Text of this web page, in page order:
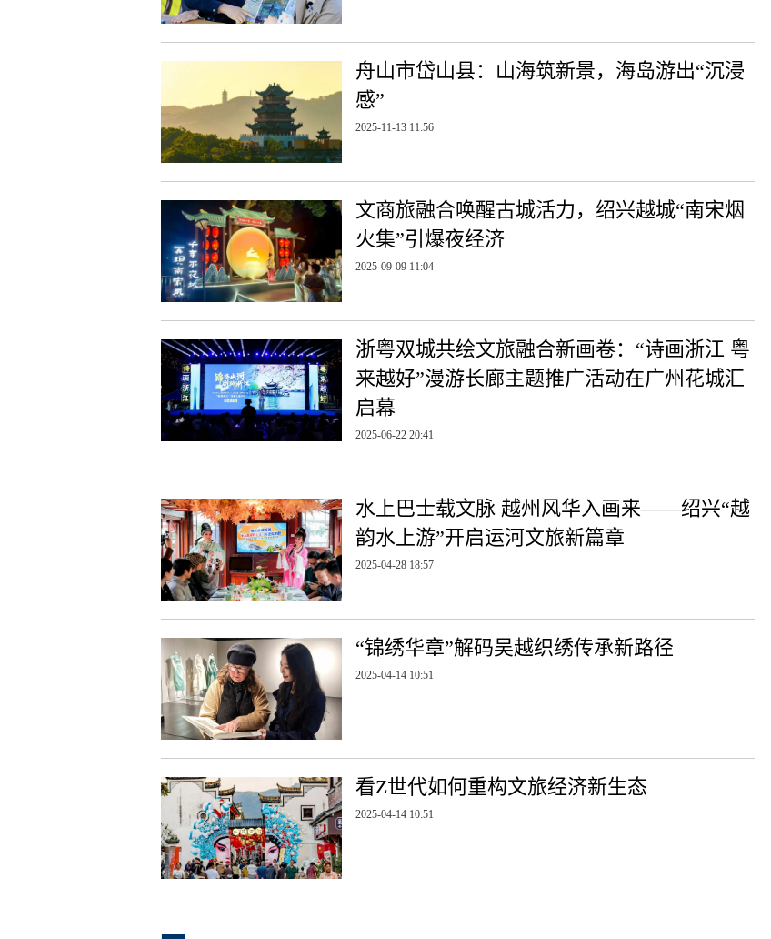
舟山市岱山县：山海筑新景，海岛游出“沉浸
感”
2025-11-13 11:56
文商旅融合唤醒古城活力，绍兴越城“南宋烟
火集”引爆夜经济
2025-09-09 11:04
浙粤双城共绘文旅融合新画卷：“诗画浙江 粤
来越好”漫游长廊主题推广活动在广州花城汇
启幕
2025-06-22 20:41
水上巴士载文脉 越州风华入画来——绍兴“越
韵水上游”开启运河文旅新篇章
2025-04-28 18:57
“锦绣华章”解码吴越织绣传承新路径
2025-04-14 10:51
看Z世代如何重构文旅经济新生态
2025-04-14 10:51